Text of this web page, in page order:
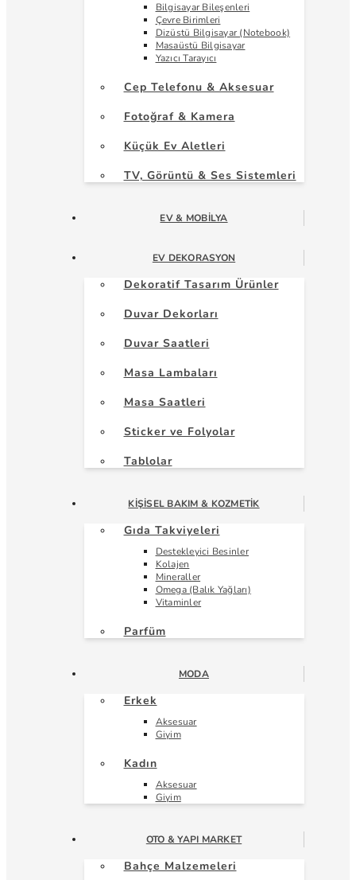
Bilgisayar Bileşenleri
Çevre Birimleri
Dizüstü Bilgisayar (Notebook)
Masaüstü Bilgisayar
Yazıcı Tarayıcı
Cep Telefonu & Aksesuar
Fotoğraf & Kamera
Küçük Ev Aletleri
TV, Görüntü & Ses Sistemleri
EV & MOBILYA
EV DEKORASYON
Dekoratif Tasarım Ürünler
Duvar Dekorları
Duvar Saatleri
Masa Lambaları
Masa Saatleri
Sticker ve Folyolar
Tablolar
KIŞISEL BAKIM & KOZMETIK
Gıda Takviyeleri
Destekleyici Besinler
Kolajen
Mineraller
Omega (Balık Yağları)
Vitaminler
Parfüm
MODA
Erkek
Aksesuar
Giyim
Kadın
Aksesuar
Giyim
OTO & YAPI MARKET
Bahçe Malzemeleri